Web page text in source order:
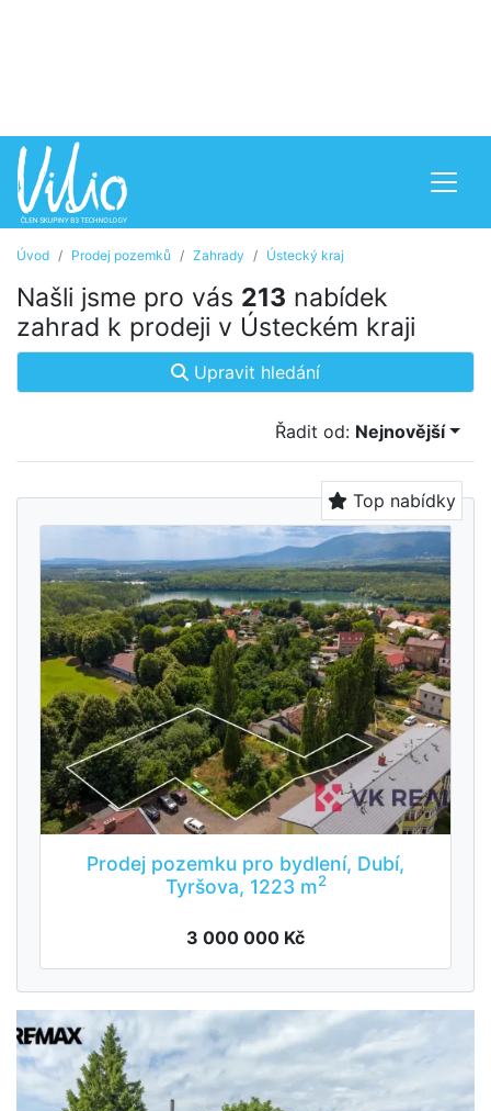
Úvod Prodej pozemků Zahrady Ústecký kraj
Našli jsme pro vás 213 nabídek
zahrad k prodeji v Ústeckém kraji
Upravit hledání
Řadit od: Nejnovější
Top nabídky
Prodej pozemku pro bydlení, Dubí,
Tyršova, 1223 m2
3 000 000 Kč